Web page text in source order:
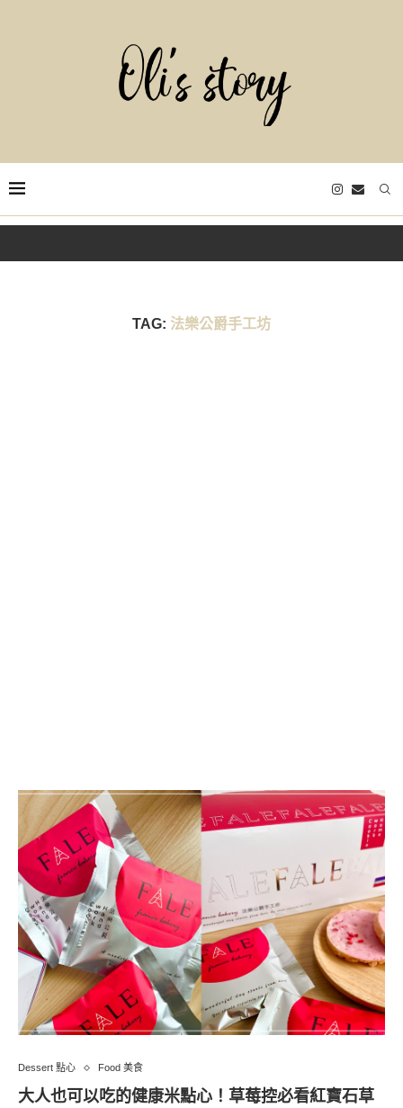
TAG: 法樂公爵手工坊
Dessert 點心 Food 美食
大人也可以吃的健康米點心！草莓控必看紅寶石草